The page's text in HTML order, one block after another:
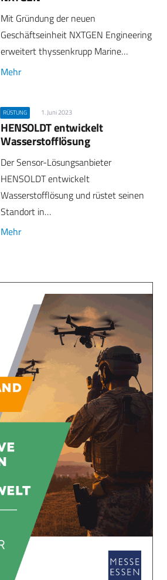
Mit Gründung der neuen
Geschäftseinheit NXTGEN Engineering
erweitert thyssenkrupp Marine…
Mehr
RÜSTUNG 1. Juni 2023
HENSOLDT entwickelt
Wasserstofflösung
Der Sensor-Lösungsanbieter
HENSOLDT entwickelt
Wasserstofflösung und rüstet seinen
Standort in…
Mehr